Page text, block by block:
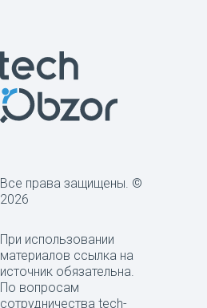
Все права защищены. ©
2026
При использовании
материалов ссылка на
источник обязательна.
По вопросам
сотрудничества tech-